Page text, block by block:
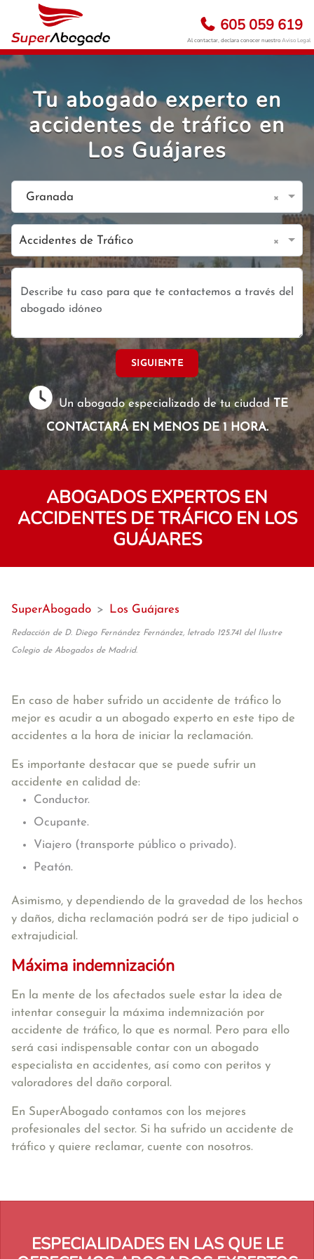
605 059 619
Al contactar, declara conocer nuestroAviso Legal
Tu abogado experto en
accidentes de tráfico en
Los Guájares
Granada ×
Accidentes de Tráfico ×
SIGUIENTE
Un abogado especializado de tu ciudadTE
CONTACTARÁ EN MENOS DE 1 HORA.
ABOGADOS EXPERTOS EN
ACCIDENTES DE TRÁFICO EN LOS
GUÁJARES
SuperAbogado > Los Guájares
Redacción de D. Diego Fernández Fernández, letrado 125.741 del Ilustre
Colegio de Abogados de Madrid.
En caso de haber sufrido un accidente de tráfico lo
mejor es acudir a un abogado experto en este tipo de
accidentes a la hora de iniciar la reclamación.
Es importante destacar que se puede sufrir un
accidente en calidad de:
Conductor.
Ocupante.
Viajero (transporte público o privado).
Peatón.
Asimismo, y dependiendo de la gravedad de los hechos
y daños, dicha reclamación podrá ser de tipo judicial o
extrajudicial.
Máxima indemnización
En la mente de los afectados suele estar la idea de
intentar conseguir la máxima indemnización por
accidente de tráfico, lo que es normal. Pero para ello
será casi indispensable contar con un abogado
especialista en accidentes, así como con peritos y
valoradores del daño corporal.
En SuperAbogado contamos con los mejores
profesionales del sector. Si ha sufrido un accidente de
tráfico y quiere reclamar, cuente con nosotros.
ESPECIALIDADES EN LAS QUE LE